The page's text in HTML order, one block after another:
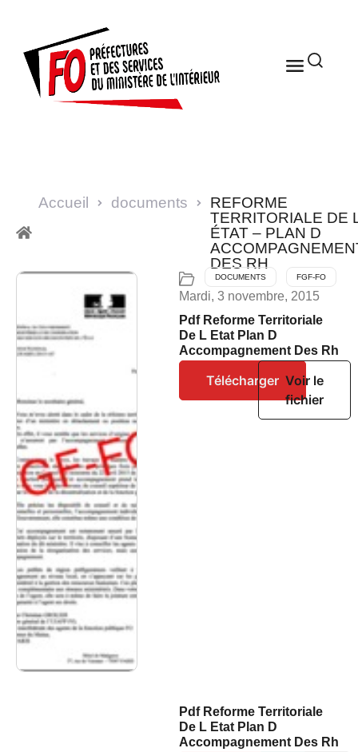
Accueil documents
REFORME
TERRITORIALE DE
ÉTAT – PLAN D
DES RH
DOCUMENTS FGF-FO
Mardi, 3 novembre, 2015
Pdf Reforme Territoriale
De L Etat Plan D
Accompagnement Des Rh
Télécharger Voir le
fichier
Pdf Reforme Territoriale
De L Etat Plan D
Accompagnement Des Rh